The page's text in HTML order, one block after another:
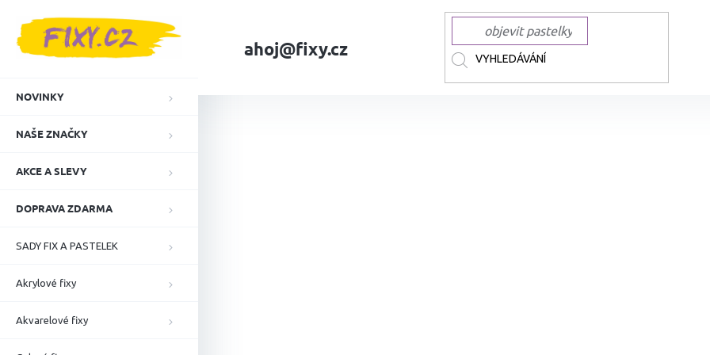
ahoj@fixy.cz
NOVINKY
NAŠE ZNAČKY
AKCE A SLEVY
DOPRAVA ZDARMA
SADY FIX A PASTELEK
Akrylové fixy
Akvarelové fixy